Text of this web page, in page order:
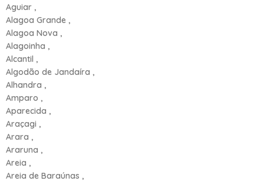
Aguiar ,
Alagoa Grande ,
Alagoa Nova ,
Alagoinha ,
Alcantil ,
Algodão de Jandaíra ,
Alhandra ,
Amparo ,
Aparecida ,
Araçagi ,
Arara ,
Araruna ,
Areia ,
Areia de Baraúnas ,